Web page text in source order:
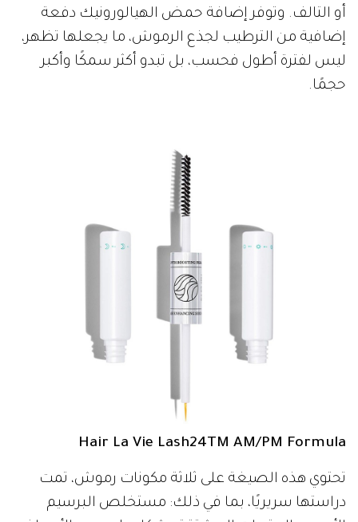
أو التالف. وتوفر إضافة حمض الهيالورونيك دفعة
إضافية من الترطيب لجذع الرموش، ما يجعلها تظهر،
ليس لفترة أطول فحسب، بل تبدو أكثر سمكًا وأكبر
حجمًا.
Hair La Vie Lash24TM AM/PM Formula
تحتوي هذه الصيغة على ثلاثة مكونات رموش، تمت
دراستها سريريًا، بما في ذلك: مستخلص البرسيم